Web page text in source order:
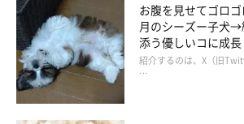
お腹を見せてゴロ
月のシーズー子犬→
添う優しいコに成
紹介するのは、X（旧
…